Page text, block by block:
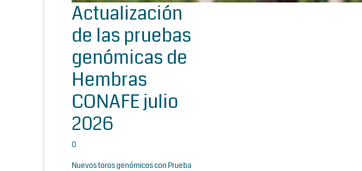
Actualización
de las pruebas
genómicas de
Hembras
CONAFE julio
2026
0
Nuevos toros genómicos con Prueba